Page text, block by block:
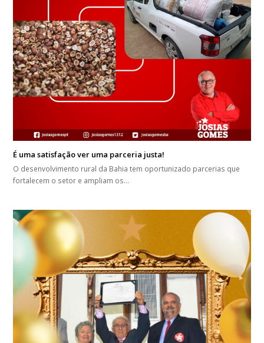
É uma satisfação ver uma parceria justa!
O desenvolvimento rural da Bahia tem oportunizado parcerias que
fortalecem o setor e ampliam os…